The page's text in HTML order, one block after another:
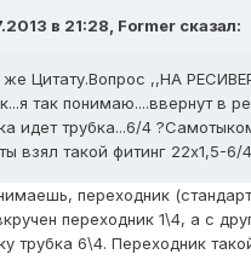
в 21:28, Former сказал:
Цитату.Вопрос ,,НА
так понимаю....ввернут в
идет трубка...6/4
взял такой фитинг 22х1,5-6/
переходник
переходник 1\4, а с
трубка 6\4. Переходник